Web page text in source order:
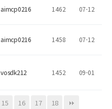
aimcp0216 1462 07-12
aimcp0216 1458 07-12
vosdk212 1452 09-01
15 16 17 18